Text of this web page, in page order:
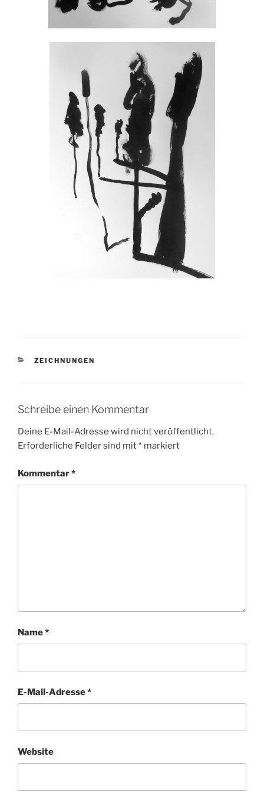
KATEGORIEN
ZEICHNUNGEN
Schreibe einen Kommentar
Deine E-Mail-Adresse wird nicht veröffentlicht.
Erforderliche Felder sind mit* markiert
Kommentar*
Name*
E-Mail-Adresse*
Website